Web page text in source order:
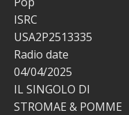
ISRC
USA2P2513335
Radio date
04/04/2025
IL SINGOLO DI
STROMAE & POMME